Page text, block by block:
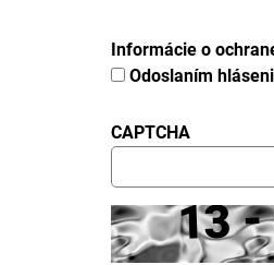
Informácie o
Odoslaním
CAPTCHA